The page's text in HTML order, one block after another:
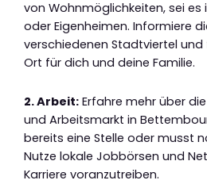
von Wohnmöglichkeiten, sei es
oder Eigenheimen. Informiere
verschiedenen Stadtviertel
Ort für dich und deine Familie.
2. Arbeit: Erfahre mehr über
und Arbeitsmarkt in
bereits eine Stelle oder musst
Nutze lokale Jobbörsen und
Karriere voranzutreiben.